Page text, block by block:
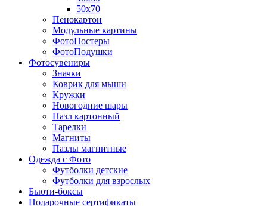
50х70
Пенокартон
Модульные картины
ФотоПостеры
ФотоПодушки
Фотоcувениры
Значки
Коврик для мыши
Кружки
Новогодние шары
Пазл картонный
Тарелки
Магниты
Пазлы магнитные
Одежда с Фото
Футболки детские
Футболки для взрослых
Бьюти-боксы
Подарочные сертификаты